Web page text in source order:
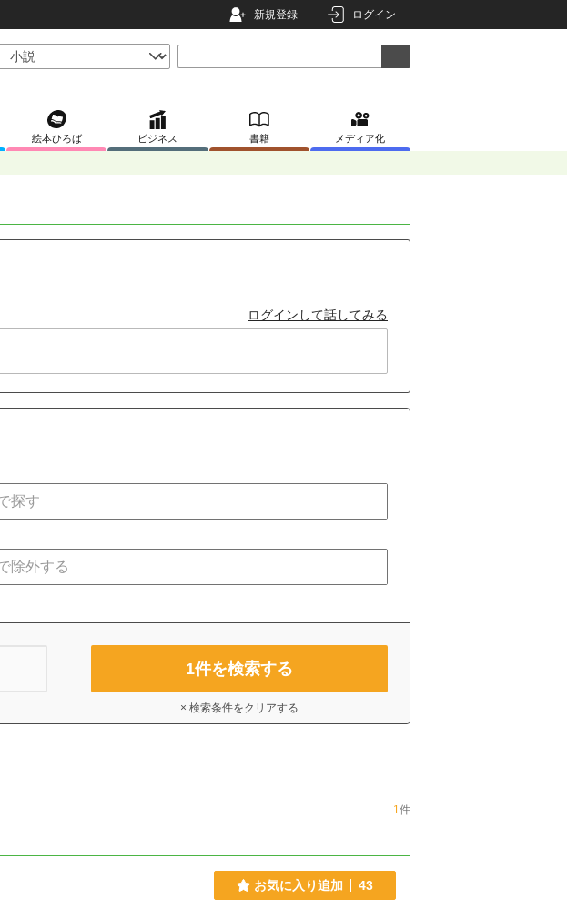
新規登録 ログイン
絵本ひろば ビジネス 書籍 メディア化
ログインして話してみる
1件を検索する
× 検索条件をクリアする
1件
お気に入り追加 43